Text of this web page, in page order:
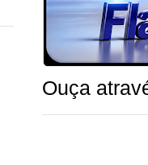
Ouça